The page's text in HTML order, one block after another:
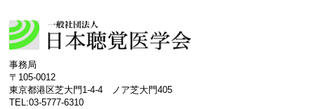
事務局
〒105-0012
東京都港区芝大門1-4-4 ノア芝大門405
TEL:03-5777-6310